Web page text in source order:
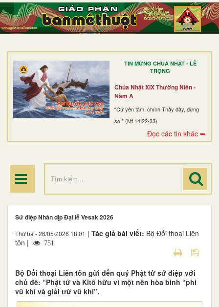
TIN MỪNG CHÚA NHẬT - LỄ
TRỌNG
Chúa Nhật XIX Thường Niên -
Năm A
“Cứ yên tâm, chính Thầy đây, đừng
sợ!” (Mt 14,22-33)
Đọc các tin khác ➥
TRANG NHẤT
GIỚI THIỆU
DÒNG TU
BAN MỤC VỤ
ĐOÀN THỂ CG
ĐIỂM HÀNH HƯƠNG
Sứ điệp Nhân dịp Đại lễ Vesak 2026
Thứ ba - 26/05/2026 18:01 | Tác giả bài viết: Bộ Đối thoại Liên
tôn |
751
Bộ Đối thoại Liên tôn gửi đến quý Phật tử sứ điệp với
chủ đề: “Phật tử và Kitô hữu vì một nền hòa bình “phi
vũ khí và giải trừ vũ khí”.